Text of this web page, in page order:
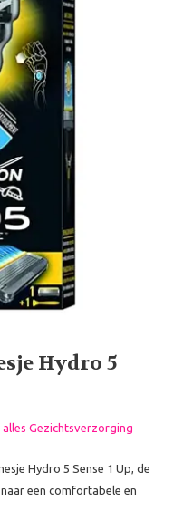
Hydro 5
alles Gezichtsverzorging
Hydro 5 Sense 1 Up, de
een comfortabele en